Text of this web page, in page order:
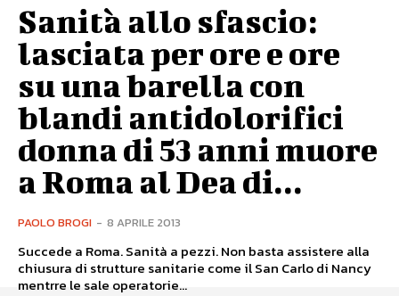
Sanità allo sfascio:
lasciata per ore e ore
su una barella con
blandi antidolorifici
donna di 53 anni muore
a Roma al Dea di...
PAOLO BROGI - 8 APRILE 2013
Succede a Roma. Sanità a pezzi. Non basta assistere alla
chiusura di strutture sanitarie come il San Carlo di Nancy
mentrre le sale operatorie...